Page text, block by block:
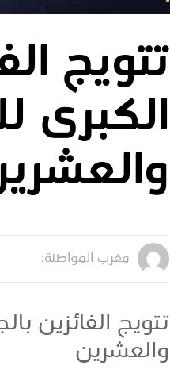
تتويج
الكبرى
مغرب المواطنة:
تتويج الفائزين
والعشرين